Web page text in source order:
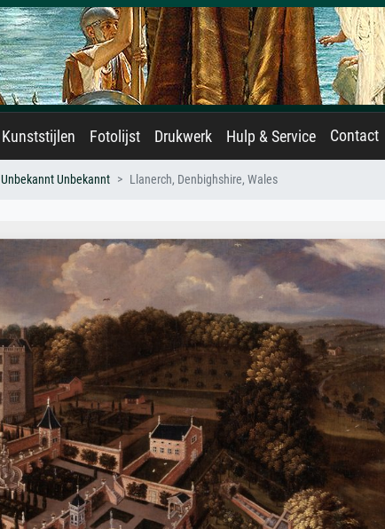
Kunststijlen Fotolijst Drukwerk Hulp & Service Contact
Unbekannt Unbekannt Llanerch, Denbighshire, Wales